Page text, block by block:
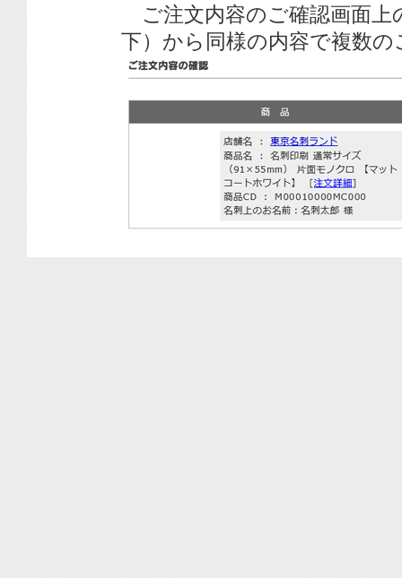
ご注文内容のご確認画面上
下）から同様の内容で複数